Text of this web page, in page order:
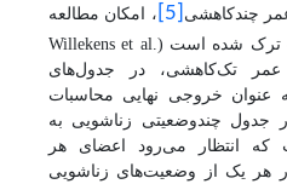
چندکاهشی [5] ، امکان مطالعه
ترک شده است (Willekens et al.
عمر تککاهشی، در جدول‌های
عنوان خروجی نهایی محاسبات
جدول چندوضعیتی زناشویی به
که انتظار می‌رود اعضای هر
هر یک از وضعیت‌های زناشویی